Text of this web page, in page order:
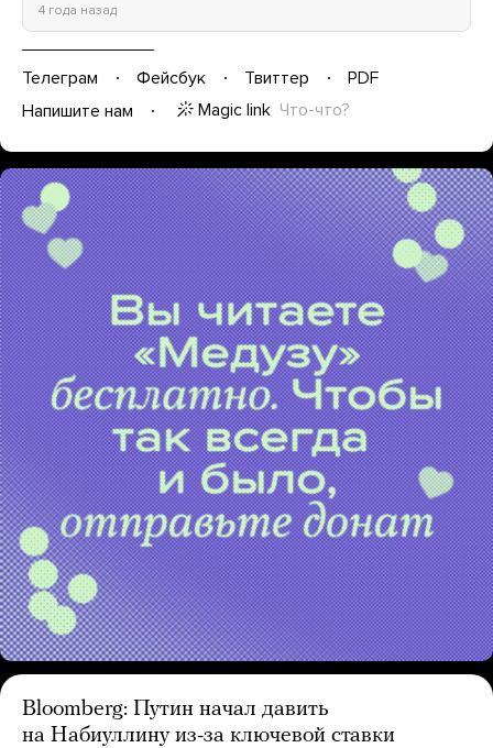
4 года назад
Телеграм Фейсбук Твиттер
PDF
Напишите нам
Magic link Что-что?
Bloomberg: Путин начал давить
на Набиуллину из-за ключевой ставки